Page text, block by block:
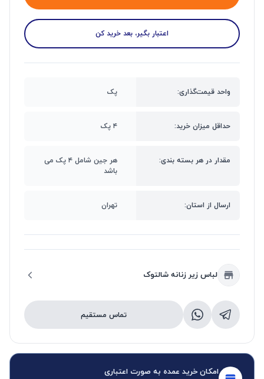
اعتبار بگیر، بعد خرید کن
واحد قیمت‌گذاری: پک
حداقل میزان خرید: ۴ پک
مقدار در هر بسته بندی:
هر جین شامل ۴ پک می
باشد
ارسال از استان: تهران
لباس زیر زنانه شالتوک
تماس مستقیم
امکان خرید عمده به صورت اعتباری